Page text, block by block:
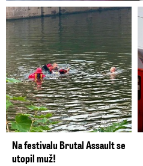
Na festivalu Brutal Assault se
utopil muž!